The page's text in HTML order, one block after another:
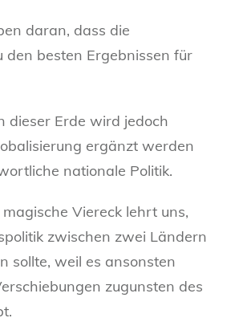
daran, dass die
den besten Ergebnissen für
dieser Erde wird jedoch
ergänzt werden
nationale Politik.
Viereck lehrt uns,
zwischen zwei Ländern
sollte, weil es ansonsten
zugunsten des